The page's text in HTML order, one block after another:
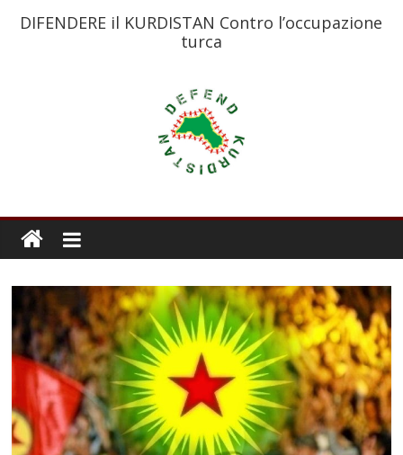
DIFENDERE il KURDISTAN Contro l’occupazione
turca